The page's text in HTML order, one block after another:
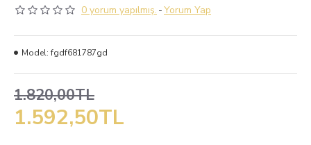
0 yorum yapılmış. -Yorum Yap
1.592,50TL
1.820,00TL
Model: fgdf681787gd